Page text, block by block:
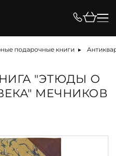
подарочные книги
"ЭТЮДЫ О
МЕЧНИКОВ